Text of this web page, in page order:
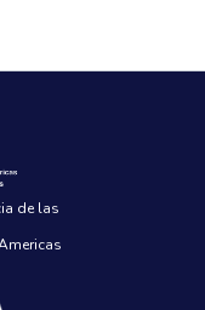
de las